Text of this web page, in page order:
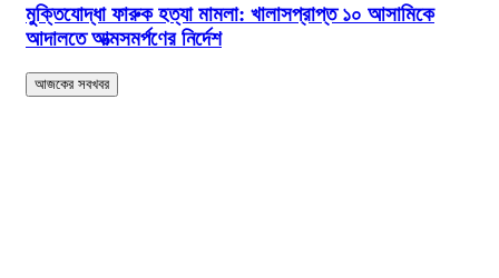
মুক্তিযোদ্ধা ফারুক হত্যা মামলা: খালাসপ্রাপ্ত ১০ আসামিকে
আদালতে আত্মসমর্পণের নির্দেশ